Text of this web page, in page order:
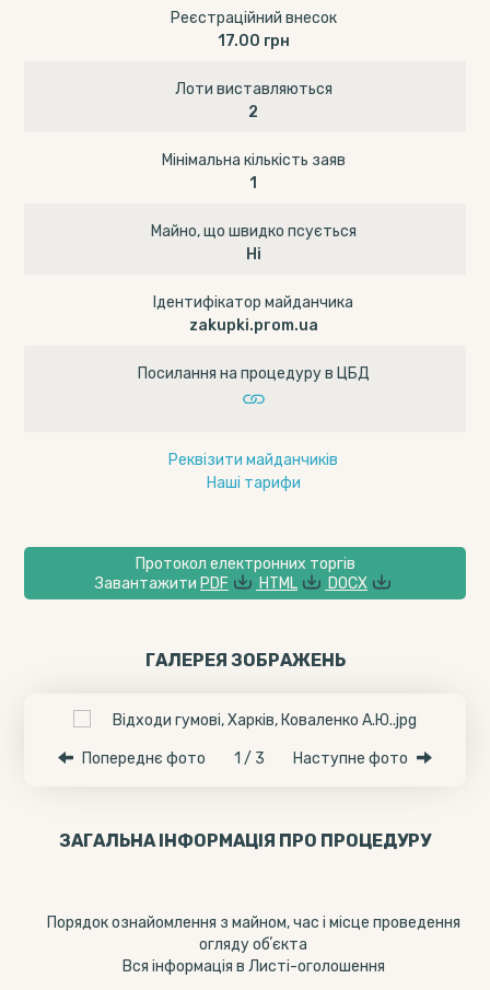
Реєстраційний внесок
17.00 грн
Лоти виставляються
2
Мінімальна кількість заяв
1
Майно, що швидко псується
Ні
Ідентифікатор майданчика
zakupki.prom.ua
Посилання на процедуру в ЦБД
Реквізити майданчиків
Наші тарифи
Протокол електронних торгів
Завантажити PDF HTML DOCX
ГАЛЕРЕЯ ЗОБРАЖЕНЬ
Попереднє фото 1 / 3 Наступне фото
ЗАГАЛЬНА ІНФОРМАЦІЯ ПРО ПРОЦЕДУРУ
Порядок ознайомлення з майном, час і місце проведення
огляду обʼєкта
Вся інформація в Листі-оголошення